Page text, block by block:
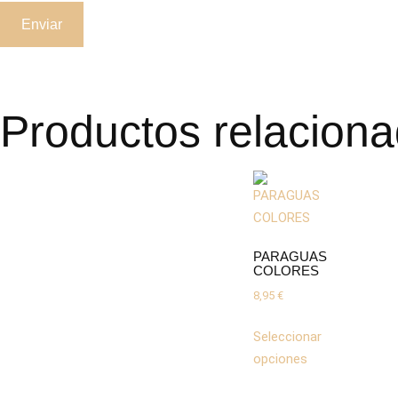
Productos
PARAGUAS
COLORES
8,95 €
Seleccionar
opciones